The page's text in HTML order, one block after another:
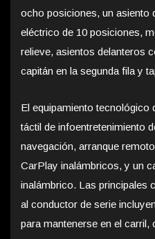
ocho posiciones, un asiento
eléctrico de 10 posiciones,
relieve, asientos delanteros
capitán en la segunda fila y
El equipamiento tecnológico
táctil de infoentretenimiento
navegación, arranque
CarPlay inalámbricos, y un
inalámbrico. Las principales
al conductor de serie
para mantenerse en el